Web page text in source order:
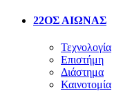
22ΟΣ ΑΙΩΝΑΣ
Τεχνολογία
Επιστήμη
Διάστημα
Καινοτομία